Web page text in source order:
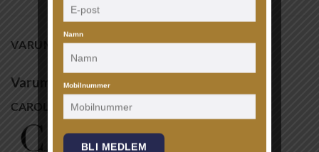
VARUMÄRKE
Varumärke
CAROLINE SVEDBOM
Namn
Mobilnummer
BLI MEDLEM